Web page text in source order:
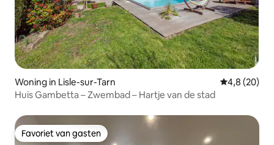
Woning in Lisle-sur-Tarn Gemiddelde
4,8 (20)
Huis Gambetta – Zwembad – Hartje van de stad
Favoriet van gasten
Favoriet van gasten